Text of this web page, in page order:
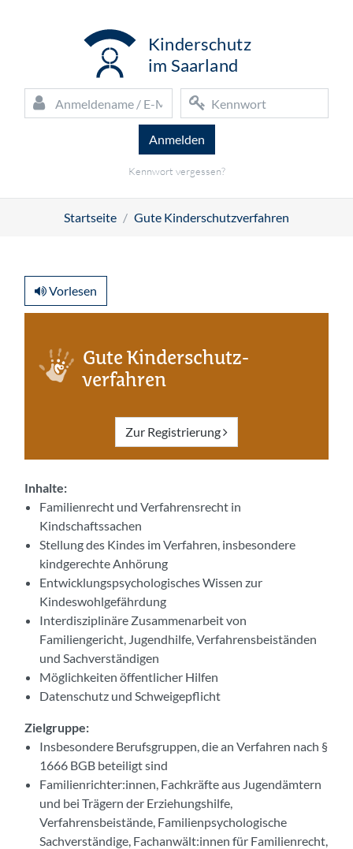
K
inderschutz
i
m Saarland
Anmeldename / E-Mail Kennwort
Kennwort vergessen?
Startseite Gute Kinderschutzverfahren
Vorlesen
Gute Kinderschutz­
verfahren
Zur Registrierung
Inhalte:
Familienrecht und Verfahrensrecht in
Kindschaftssachen
Stellung des Kindes im Verfahren, insbesondere
kindgerechte Anhörung
Entwicklungspsychologisches Wissen zur
Kindeswohlgefährdung
Interdisziplinäre Zusammenarbeit von
Familiengericht, Jugendhilfe, Verfahrensbeiständen
und Sachverständigen
Möglichkeiten öffentlicher Hilfen
Datenschutz und Schweigepflicht
Zielgruppe:
Insbesondere Berufsgruppen, die an Verfahren nach §
1666 BGB beteiligt sind
Familienrichter:innen, Fachkräfte aus Jugendämtern
und bei Trägern der Erziehungshilfe,
Verfahrensbeistände, Familienpsychologische
Sachverständige, Fachanwält:innen für Familienrecht,